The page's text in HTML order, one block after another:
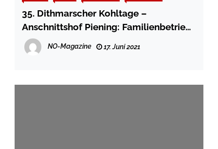
35. Dithmarscher Kohltage –
Anschnittshof Piening: Familienbetrieb
seit über 200 Jahren in Dithmarschen
NO-Magazine 17. Juni 2021